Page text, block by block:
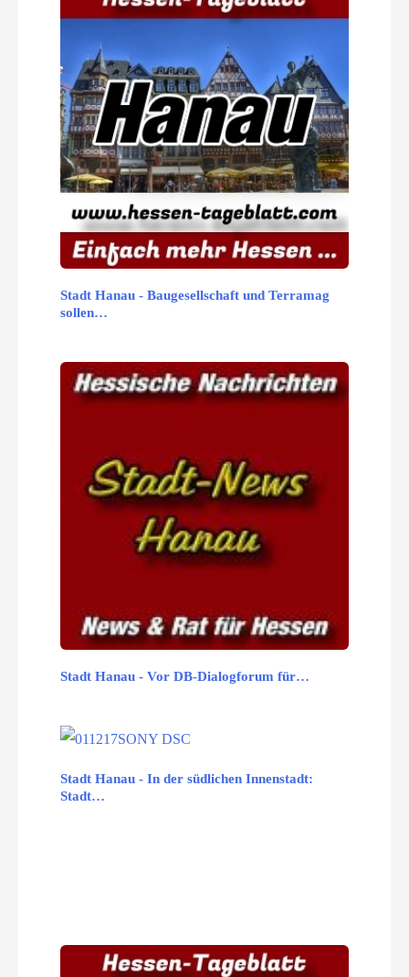
Stadt Hanau - Baugesellschaft und Terramag
sollen…
Stadt Hanau - Vor DB-Dialogforum für…
Stadt Hanau - In der südlichen Innenstadt:
Stadt…